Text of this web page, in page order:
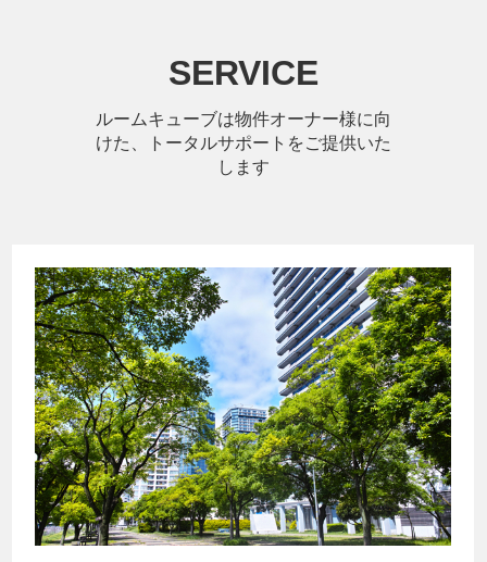
SERVICE
ルームキューブは物件オーナー様に向
けた、トータルサポートをご提供いた
します